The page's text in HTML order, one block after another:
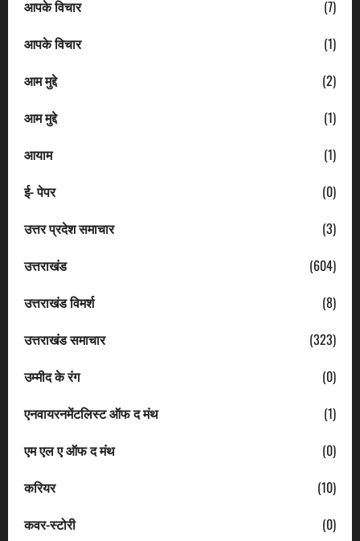
आपके विचार
(7)
आपके विचार
(1)
आम मुद्दे
(2)
आम मुद्दे
(1)
आयाम
(1)
ई- पेपर
(0)
उत्तर प्रदेश समाचार
(3)
उत्तराखंड
(604)
उत्तराखंड विमर्श
(8)
उत्तराखंड समाचार
(323)
उम्मीद के रंग
(0)
एनवायरनमेंटलिस्ट ऑफ द मंथ
(1)
एम एल ए ऑफ द मंथ
(0)
करियर
(10)
कवर-स्टोरी
(0)